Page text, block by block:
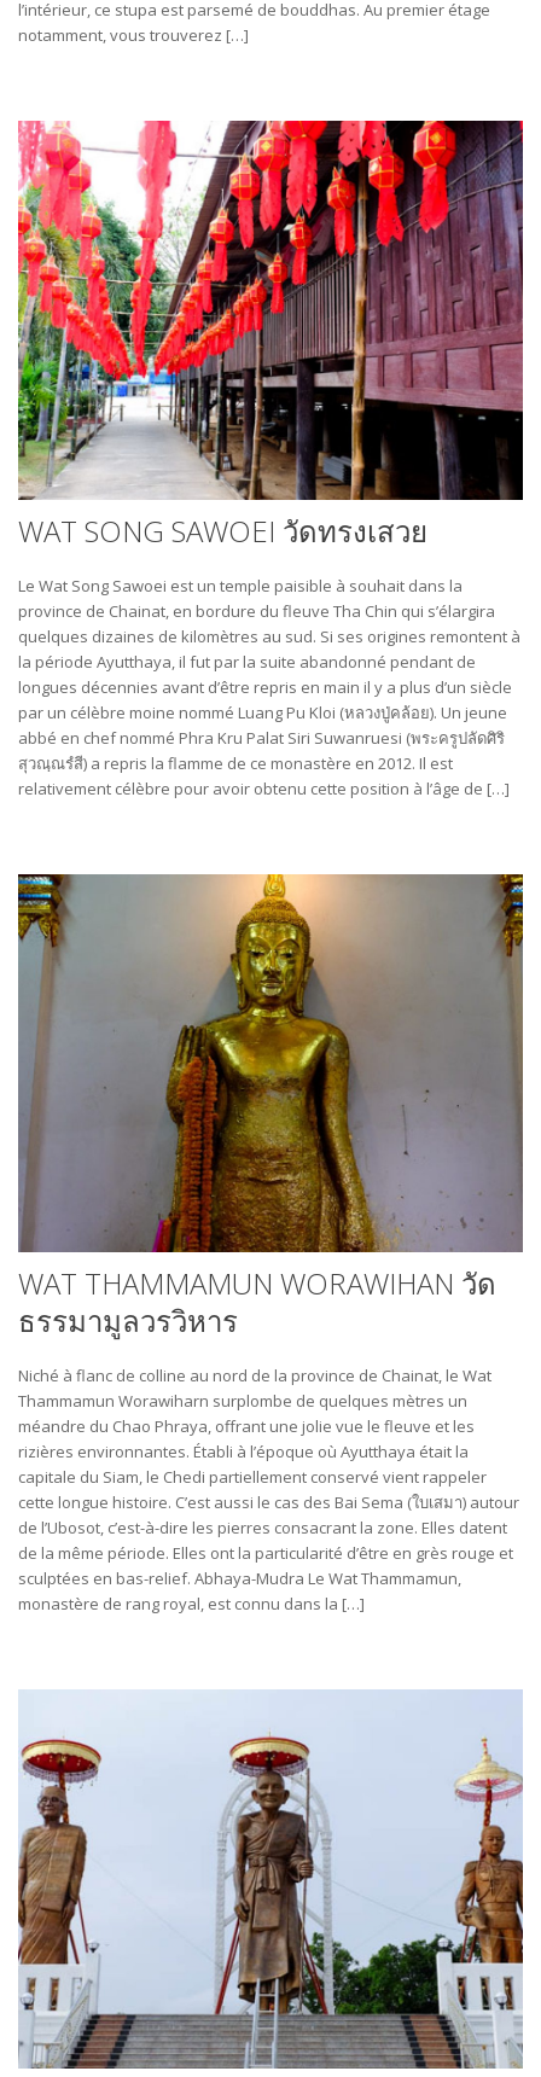
l’intérieur, ce stupa est parsemé de bouddhas. Au premier étage
notamment, vous trouverez […]
WAT SONG SAWOEI วัดทรงเสวย
Le Wat Song Sawoei est un temple paisible à souhait dans la
province de Chainat, en bordure du fleuve Tha Chin qui s’élargira
quelques dizaines de kilomètres au sud. Si ses origines remontent à
la période Ayutthaya, il fut par la suite abandonné pendant de
longues décennies avant d’être repris en main il y a plus d’un siècle
par un célèbre moine nommé Luang Pu Kloi (หลวง​ปู่​คล้อย). Un jeune
abbé en chef nommé Phra Kru Palat Siri Suwanruesi (พระครูปลัดศิริ
สุวณฺณรํสี) a repris la flamme de ce monastère en 2012. Il est
relativement célèbre pour avoir obtenu cette position à l’âge de […]
WAT THAMMAMUN WORAWIHAN วัด
ธรรมามูลวรวิหาร
Niché à flanc de colline au nord de la province de Chainat, le Wat
Thammamun Worawiharn surplombe de quelques mètres un
méandre du Chao Phraya, offrant une jolie vue le fleuve et les
rizières environnantes. Établi à l’époque où Ayutthaya était la
capitale du Siam, le Chedi partiellement conservé vient rappeler
cette longue histoire. C’est aussi le cas des Bai Sema (ใบเสมา) autour
de l’Ubosot, c’est-à-dire les pierres consacrant la zone. Elles datent
de la même période. Elles ont la particularité d’être en grès rouge et
sculptées en bas-relief. Abhaya-Mudra Le Wat Thammamun,
monastère de rang royal, est connu dans la […]